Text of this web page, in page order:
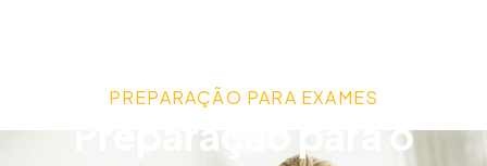
PREPARAÇÃO PARA EXAMES
Preparação para o